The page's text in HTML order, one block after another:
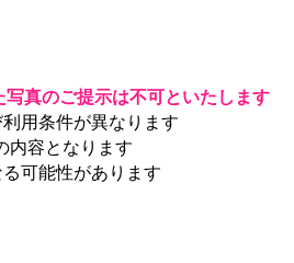
真のご提示は不可といたします
用条件が異なります
内容となります
可能性があります